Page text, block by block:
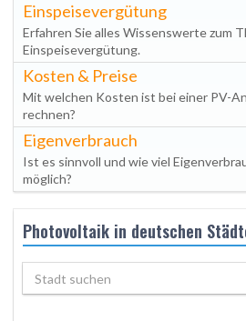
Einspeisevergütung
Erfahren Sie alles Wissenswerte zum
Einspeisevergütung.
Kosten & Preise
Mit welchen Kosten ist bei einer PV-
rechnen?
Eigenverbrauch
Ist es sinnvoll und wie viel
möglich?
Photovoltaik in deutschen